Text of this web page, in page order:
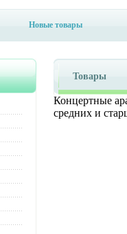
Новые товары
Товары
Концертные
средних и